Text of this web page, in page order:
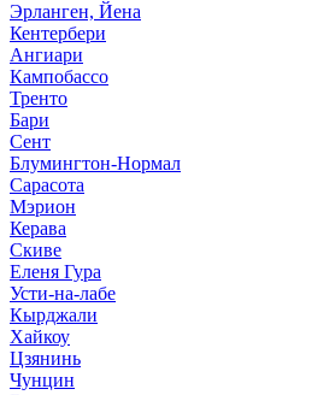
Эрланген, Йена
Кентербери
Ангиари
Кампобассо
Тренто
Бари
Сент
Блумингтон-Нормал
Сарасота
Мэрион
Керава
Скиве
Еленя Гура
Усти-на-лабе
Кырджали
Хайкоу
Цзянинь
Чунцин